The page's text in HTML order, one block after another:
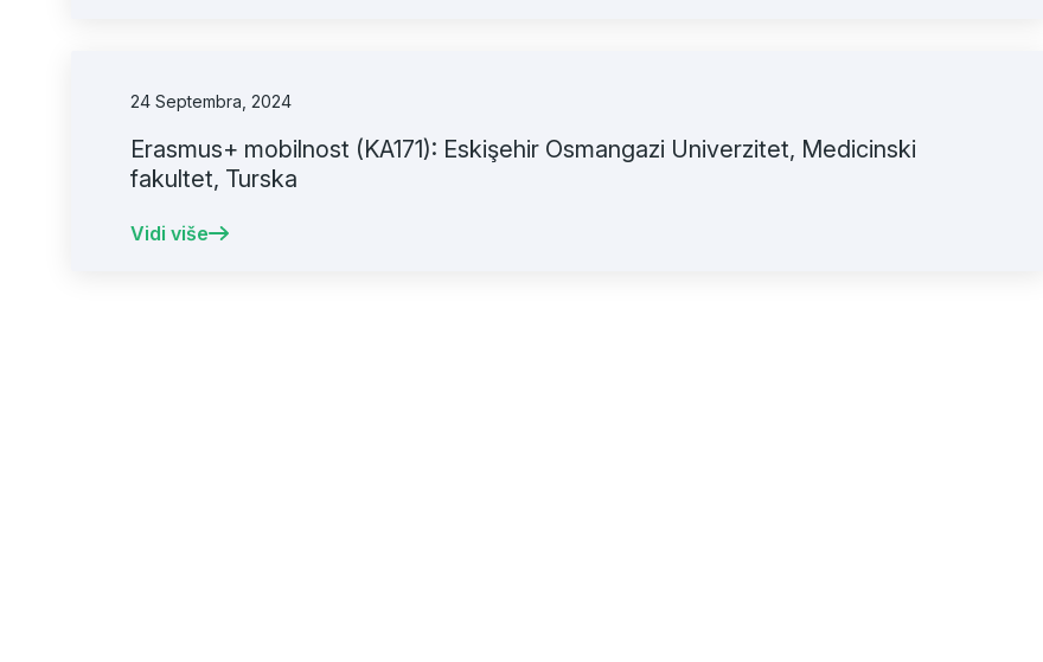
24 Septembra, 2024
Erasmus+ mobilnost (KA171): Eskişehir Osmangazi Univerzitet, Medicinski
fakultet, Turska
Vidi više